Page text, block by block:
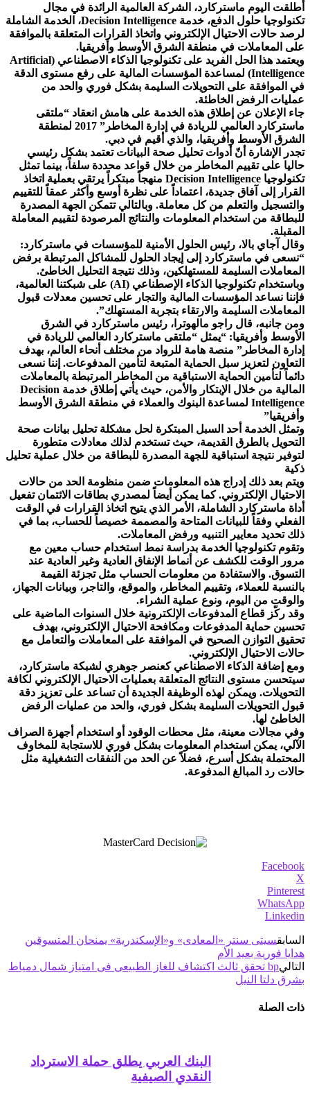
أطلقت اليوم ماستركارد، الشركة العالمية الرائدة في مجال
تكنولوجيا حلول الدفع، خدمة Decision Intelligence، الخدمة الشاملة
لرصد حالات الاحتيال الإلكتروني واتخاذ القرارات المتعلقة بالموافقة
على المعاملات في منطقة الشرق الأوسط وأفريقيا.
ويعتمد هذا الحل الفريد على تكنولوجيا الذكاء الاصطناعي (Artificial
Intelligence) لمساعدة المؤسسات المالية على رفع مستوى الدقة
في الموافقة على التحويلات السليمة بشكل فوري والحد من
عمليات الرفض الخاطئة.
جاء الإعلان عن إطلاق هذه الخدمة على هامش انعقاد “ملتقى
ماستركارد العالمي للريادة في إدارة المخاطر” 2017 لمنطقة
الشرق الأوسط وأفريقيا، والذي أقيم في دبي.
تجدر الإشارة أنّ أدوات تحليل صحة البيانات تعتمد بشكل رئيسي
حاليا على تقييم المخاطر من خلال قواعد محددة سلفاً، بينما تمثل
تكنولوجيا Decision Intelligence منهجاً مبتكراً يرتقي بعملية اتخاذ
القرار إلى آفاق جديدة، اعتماداً على نظرة أوسع وأكثر عمقاً للتقييم
والتسجيل والتعلم من كل معاملة. وبالتالي تتمكن الجهة المصدرة
للبطاقة من استخدام المعلومات والنتائج المرصودة لتقييم المعاملة
المقبلة.
وقال آجاي بالا، رئيس الحلول الأمنية للمؤسسات في ماستركارد:
“نسعى في ماستركارد إلى إيجاد الحلول للمشاكل المرتبطة برفض
المعاملات السليمة للمستهلكين، وذلك نتيجة التحليل الخاطئ.
وباستخدام تكنولوجيا الذكاء الإصطناعي (AI) على شبكتنا العالمية،
فإننا نساعد المؤسسات المالية والتجار على تحسين معدلات قبول
المعاملات السليمة والارتقاء بتجربة المستهلك”.
ومن جانبه، قال راجو مالهوترا، رئيس ماستركارد في الشرق
الأوسط وأفريقيا: “يمثل “ملتقى ماستركارد العالمي للريادة في
إدارة المخاطر” منصة هامة للرواد من مختلف أنحاء العالم، بهدف
التعاون لتعزيز سبل الحماية المتبعة لتأمين المدفوعات. إننا نسعى
دائماً لتأمين الحماية الاستباقية من المخاطر المرتبطة بالمعاملات
المالية من خلال الإبتكار والأمن، حيث يأتي إطلاق خدمة Decision
Intelligence لمساعدة البنوك والعملاء في منطقة الشرق الأوسط
وأفريقيا”
وتمثل الخدمة أحد السبل المبتكرة لحل مشكلة تحليل بيانات صحة
التحويل بالطرق القديمة، حيث تستخدم لذلك معادلات متطورة
لتوفير نتيجة استباقية للجهة المصدرة للبطاقة من خلال عملية تحليل
ذكية
ويتم بعد ذلك إدراج هذه المعلومات ضمن منظومة الحد من حالات
الاحتيال الإلكتروني. كما يمكن أيضاً لمصدري بطاقات الائتمان تفعيل
أداة ماستركارد الشاملة، الأمر الذي يتيح اتخاذ القرارات في الوقت
الفعلي وفقاً للبيانات المتاحة والمصممة خصيصاً للحساب، بما في
ذلك تحديد معايير التنبيه ورفض المعاملات.
وتقوم تكنولوجيا الخدمة بدراسة نمط استخدام حساب معين مع
مرور الوقت للكشف عن أنماط الإنفاق العادية وغير العادية عند
التسوق. والاستفادة من معلومات الحساب مثل تجزئة القيمة
بالنسبة للعملاء، وتقييم المخاطر، والموقع، والتاجر، وبيانات الجهاز،
والوقت من اليوم، ونوع عملية الشراء.
وقد ركّز قطاع المدفوعات الإلكترونية خلال السنوات الماضية على
تحسين حماية المدفوعات ومكافحة الاحتيال الإلكتروني، بهدف
تحقيق التوازن الصحيح في الموافقة على المعاملات والتعامل مع
حالات الاحتيال الإلكتروني.
ومع إضافة الذكاء الاصطناعي كعنصر جوهري لشبكة ماستركارد،
سيتحسن مستوى النتائج المتعلقة بعمليات الاحتيال الإلكتروني لكافة
التحويلات. ويمكن لهذه الوظيفة الجديدة أن تساعد على تعزيز دقة
قبول التحويلات السليمة بشكل فوري، والحد من عمليات الرفض
الخاطئ لها.
وفي مجالات معينة، مثل محطات الوقود أو استخدام أجهزة الصراف
الآلي، يمكن استخدام المعلومات بشكل فوري للاستجابة للمخاوف
المحتملة بشكل أسرع، فضلاً عن الحد من النفقات التشغيلية مثل
حالات رد المبالغ المدفوعة.
Facebook
X
Pinterest
WhatsApp
Linkedin
السابقسيتى سنتر «المعادى» و«الإسكندرية» يمنحان المتسوقين
هدايا فورية بعيد الأم
التالي
bp تحقق ثالث اكتشاف للغاز الطبيعى فى امتياز شمال دمياط
بشرق دلتا النيل
ذات الصلة
البنك العربي يطلق حملة الاسترداد
النقدي الصيفية